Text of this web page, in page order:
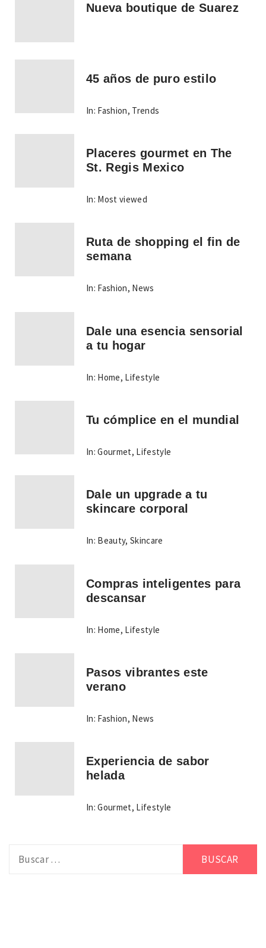
Nueva boutique de Suarez
45 años de puro estilo
In: Fashion, Trends
Placeres gourmet en The
St. Regis Mexico
In: Most viewed
Ruta de shopping el fin de
semana
In: Fashion, News
Dale una esencia sensorial
a tu hogar
In: Home, Lifestyle
Tu cómplice en el mundial
In: Gourmet, Lifestyle
Dale un upgrade a tu
skincare corporal
In: Beauty,Skincare
Compras inteligentes para
descansar
In: Home, Lifestyle
Pasos vibrantes este
verano
In: Fashion, News
Experiencia de sabor
helada
In: Gourmet, Lifestyle